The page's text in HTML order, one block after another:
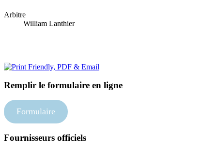
Arbitre
William Lanthier
Remplir le formulaire en ligne
Formulaire
Fournisseurs officiels